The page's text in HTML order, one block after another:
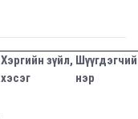
Хэргийн зүйл,
хэсэг
нэр